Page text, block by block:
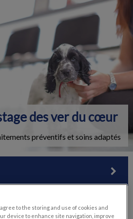
Envoyer
des ver du cœur
préventifs et soins adaptés
to the storing and use of cookies and
device to enhance site navigation, improve